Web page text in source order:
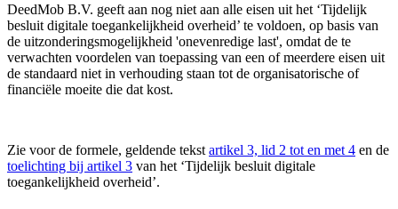
DeedMob B.V. geeft aan nog niet aan alle eisen uit het ‘Tijdelijk
besluit digitale toegankelijkheid overheid’ te voldoen, op basis van
de uitzonderingsmogelijkheid 'onevenredige last', omdat de te
verwachten voordelen van toepassing van een of meerdere eisen uit
de standaard niet in verhouding staan tot de organisatorische of
financiële moeite die dat kost.
Zie voor de formele, geldende tekst artikel 3, lid 2 tot en met 4 en de
toelichting bij artikel 3 van het ‘Tijdelijk besluit digitale
toegankelijkheid overheid’.